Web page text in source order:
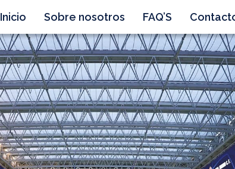
Inicio Sobre nosotros FAQ’S